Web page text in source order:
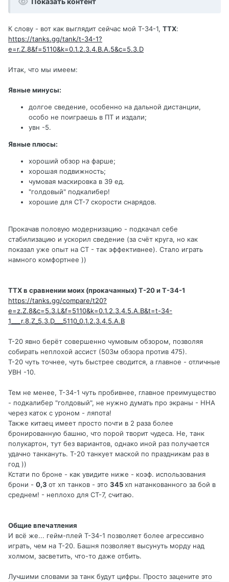
К слову - вот как выглядит сейчас мой Т-34-1, ТТХ:
https://tanks.gg/tank/t-34-1?
e=r.Z.8&f=5110&k=0.1.2.3.4.B.A.5&c=5.3.D
Итак, что мы имеем:
Явные минусы:
долгое сведение, особенно на дальной дистанции,
особо не поиграешь в ПТ и издали;
увн -5.
Явные плюсы:
хороший обзор на фарше;
хорошая подвижность;
чумовая маскировка в 39 ед.
"голдовый" подкалибер!
хорошие для СТ-7 скорости снарядов.
Прокачав половую модернизацию - подкачал себе
стабилизацию и ускорил сведение (за счёт круга, но как
показал уже опыт на СТ - так эффективнее). Стало играть
намного комфортнее ))
ТТХ в сравнении моих (прокачанных) Т-20 и Т-34-1
https://tanks.gg/compare/t20?
e=z.Z.8&c=5.3.L&f=5110&k=0.1.2.3.4.5.A.B&t=t-34-
1___r.8.Z_5.3.D___5110_0.1.2.3.4.5.A.B
Т-20 явно берёт совершенно чумовым обзором, позволяя
собирать неплохой ассист (503м обзора против 475).
Т-20 чуть точнее, чуть быстрее сводится, а главное - отличные
УВН -10.
Тем не менее, Т-34-1 чуть пробивнее, главное преимущество
- подкалибер "голдовый", не нужно думать про экраны - ННА
через каток с уроном - ляпота!
Также китаец имеет просто почти в 2 раза более
бронированную башню, что порой творит чудеса. Не, танк
полукартон, тут без вариантов, однако иной раз получается
удачно танкануть. Т-20 танкует маской по праздникам раз в
год ))
Кстати по броне - как увидите ниже - коэф. использования
брони - 0,3 от хп танков - это 345хп натанкованного за бой в
среднем! - неплохо для СТ-7, считаю.
Общие впечатления
И всё же... гейм-плей Т-34-1 позволяет более агрессивно
играть, чем на Т-20. Башня позволяет высунуть морду над
холмом, засветить, что-то даже отбить.
Лучшими словами за танк будут цифры. Просто зацените это